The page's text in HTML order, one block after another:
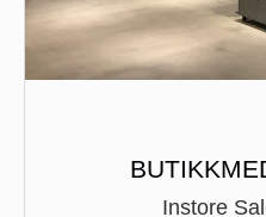
Instore